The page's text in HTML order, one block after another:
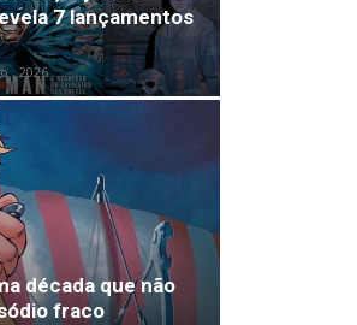
7 lançamentos
, 2026
década que não
fraco